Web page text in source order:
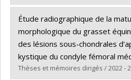
Graduate :Moreira Grass,
Cycle :Master's
Grade :M. Sc.
Lien vers le document dans
Étude radiographique de la
morphologique du grasset
des lésions sous-chondrales
kystique du condyle fémoral
Thèses et mémoires dirigés / 2022 -